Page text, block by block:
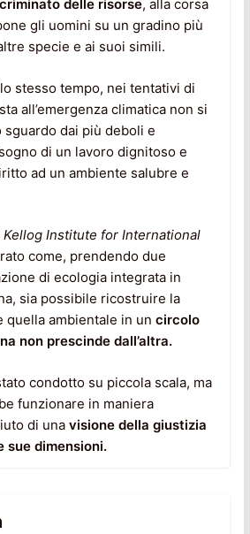
delle risorse, alla corsa
gli uomini su un gradino più
specie e ai suoi simili.
stesso tempo, nei tentativi di
all’emergenza climatica non si
dai più deboli e
di un lavoro dignitoso e
ad un ambiente salubre e
Kellog Institute for International
come, prendendo due
di ecologia integrata in
sia possibile ricostruire la
quella ambientale in un circolo
non prescinde dall’altra.
condotto su piccola scala, ma
funzionare in maniera
di una visione della giustizia
sue dimensioni.